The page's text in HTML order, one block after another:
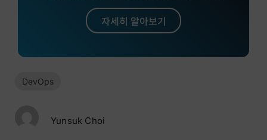
자세히 알아보기
DevOps
Yunsuk Choi